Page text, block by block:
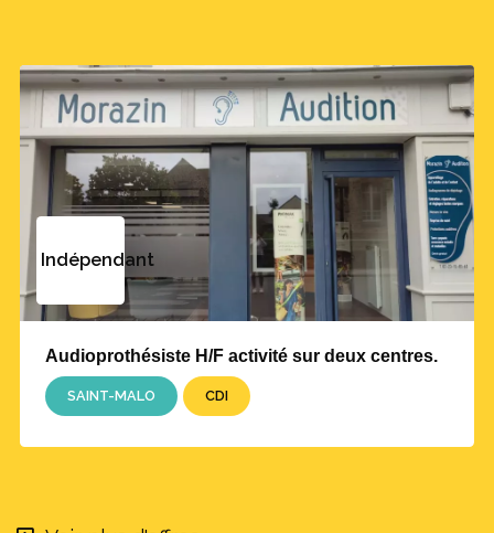
Indépendant
Audioprothésiste H/F activité sur deux centres.
SAINT-MALO CDI